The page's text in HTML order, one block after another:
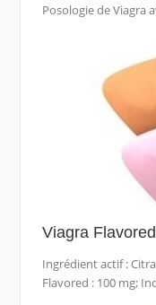
Posologie de Viagra
Viagra
Ingrédient actif :
Flavored : 100 mg;